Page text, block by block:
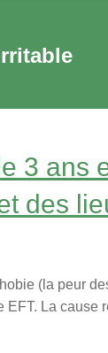
3 ans
des
(la peur
EFT. La cause